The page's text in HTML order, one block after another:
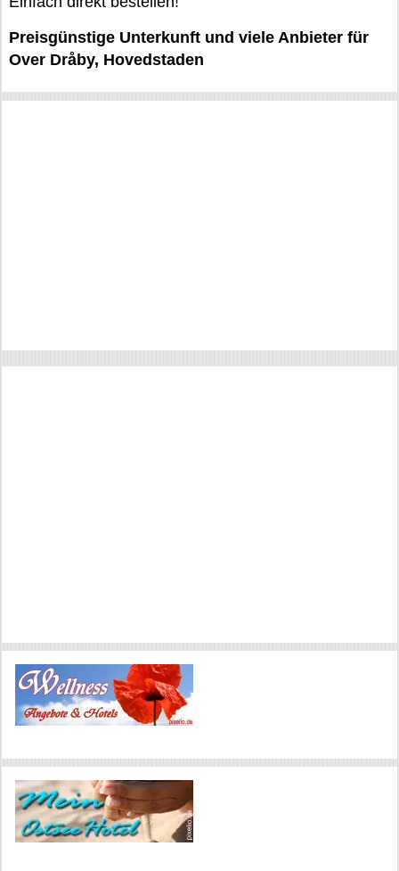
Preisgünstige Unterkunft und viele Anbieter für
Over Dråby, Hovedstaden